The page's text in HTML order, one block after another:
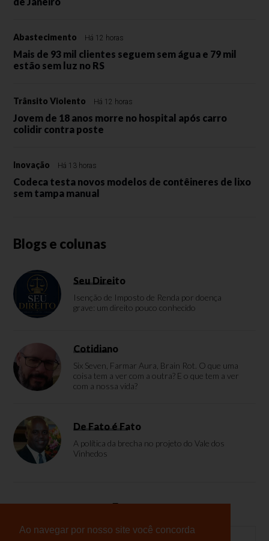
Ao navegar por nosso site você concorda
Abastecimento Há 12 horas
Mais de 93 mil clientes seguem sem água e 79 mil
estão sem luz no RS
Trânsito Violento Há 12 horas
Jovem de 18 anos morre no hospital após carro
colidir contra poste
Inovação Há 13 horas
Codeca testa novos modelos de contêineres de lixo
sem tampa manual
Blogs e colunas
Seu Direito
Isenção de Imposto de Renda por doença
grave: um direito pouco conhecido
Cotidiano
Six Seven, Farmar Aura, Brain Rot. O que uma
coisa tem a ver com a outra? E o que tem a ver
com a nossa vida?
De Fato é Fato
A política da brecha no projeto do Vale dos
Vinhedos
Enquete